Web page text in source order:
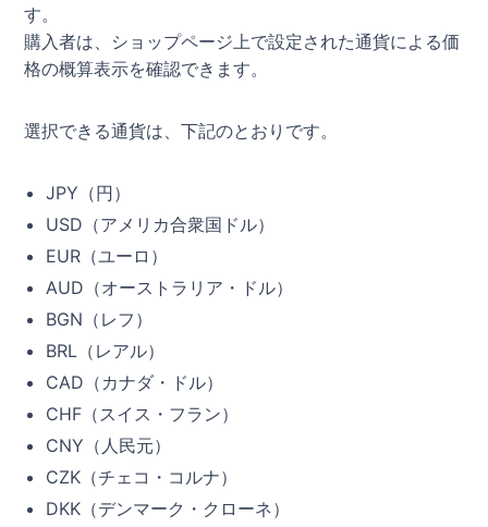
す。
購入者は、ショップページ上で設定された通貨による価
格の概算表示を確認できます。
選択できる通貨は、下記のとおりです。
JPY（円）
USD（アメリカ合衆国ドル）
EUR（ユーロ）
AUD（オーストラリア・ドル）
BGN（レフ）
BRL（レアル）
CAD（カナダ・ドル）
CHF（スイス・フラン）
CNY（人民元）
CZK（チェコ・コルナ）
DKK（デンマーク・クローネ）